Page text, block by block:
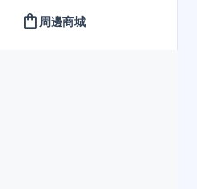
shopping_bag 周邊商城